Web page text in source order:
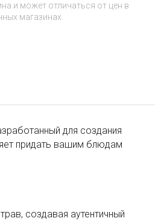
и может отличаться от цен в
магазинах.
для создания
придать вашим блюдам
создавая аутентичный